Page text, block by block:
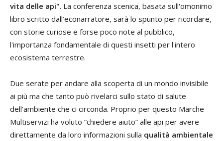
vita delle api". La conferenza scenica, basata sull'omonimo
libro scritto dall’econarratore, sarà lo spunto per ricordare,
con storie curiose e forse poco note al pubblico,
l'importanza fondamentale di questi insetti per l'intero
ecosistema terrestre.
Due serate per andare alla scoperta di un mondo invisibile
ai più ma che tanto può rivelarci sullo stato di salute
dell'ambiente che ci circonda. Proprio per questo Marche
Multiservizi ha voluto “chiedere aiuto” alle api per avere
direttamente da loro informazioni sulla qualità ambientale